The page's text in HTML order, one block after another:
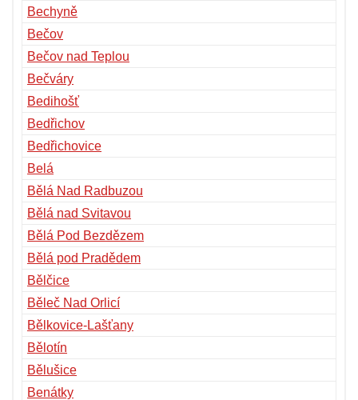
Bechyně
Bečov
Bečov nad Teplou
Bečváry
Bedihošť
Bedřichov
Bedřichovice
Belá
Bělá Nad Radbuzou
Bělá nad Svitavou
Bělá Pod Bezdězem
Bělá pod Pradědem
Bělčice
Běleč Nad Orlicí
Bělkovice-Lašťany
Bělotín
Bělušice
Benátky